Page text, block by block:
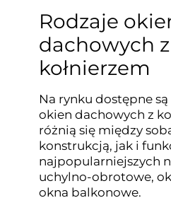
Rodzaje
dachowych z
kołnierzem
Na rynku dostępne
okien dachowych z
różnią się między
konstrukcją, jak i
najpopularniejszych
uchylno-obrotowe,
okna balkonowe.